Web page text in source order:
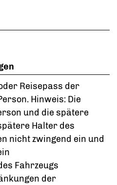
Reisepass der
Hinweis: Die
und die spätere
Halter des
nicht zwingend ein und
Fahrzeugs
der